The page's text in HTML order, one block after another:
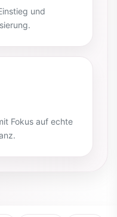
und
Fokus auf echte